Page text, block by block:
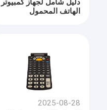
دليل شامل لجهاز كمبيوتر
الهاتف المحمول
2025-08-28